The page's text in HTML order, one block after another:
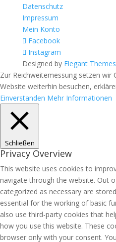
Datenschutz
Impressum
Mein Konto
Facebook
Instagram
Designed by Elegant Themes
Zur Reichweitemessung setzen wir
Website weiterhin besuchen,
Einverstanden Mehr Informationen
Schließen
Privacy Overview
This website uses cookies to
navigate through the website. Out
categorized as necessary are
essential for the working of basic
also use third-party cookies that
how you use this website. These
browser only with your consent.